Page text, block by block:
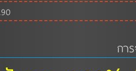
กา